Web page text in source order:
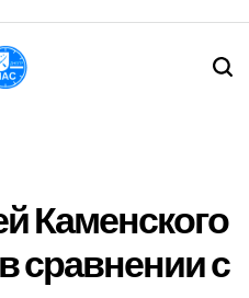
Каменского
сравнении с